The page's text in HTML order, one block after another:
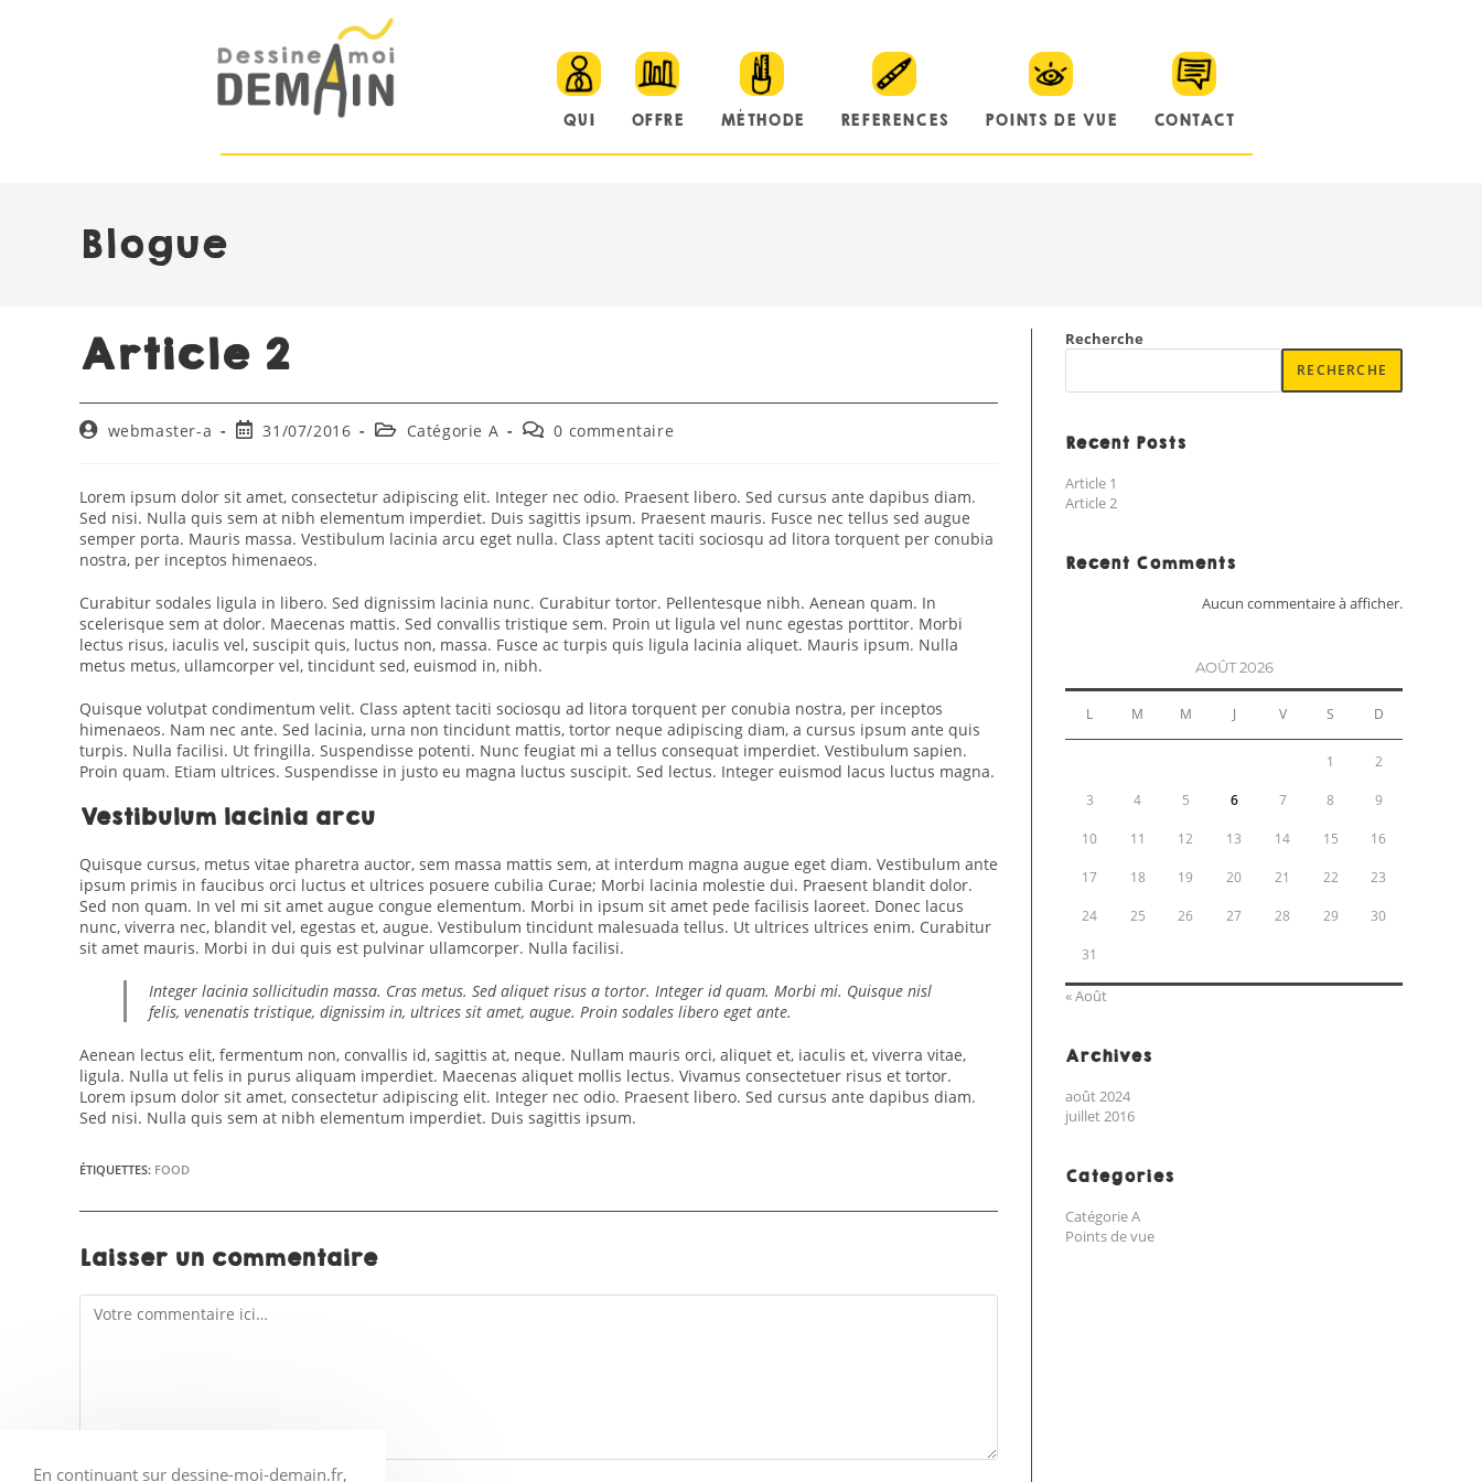
QUI OFFRE MÉTHODE REFERENCES POINTS DE VUE CONTACT
Blogue
Article 2
webmaster-a 31/07/2016 Catégorie A 0 commentaire
Lorem ipsum dolor sit amet, consectetur adipiscing elit. Integer nec odio. Praesent libero. Sed cursus ante dapibus diam.
Sed nisi. Nulla quis sem at nibh elementum imperdiet. Duis sagittis ipsum. Praesent mauris. Fusce nec tellus sed augue
semper porta. Mauris massa. Vestibulum lacinia arcu eget nulla. Class aptent taciti sociosqu ad litora torquent per conubia
nostra, per inceptos himenaeos.
Curabitur sodales ligula in libero. Sed dignissim lacinia nunc. Curabitur tortor. Pellentesque nibh. Aenean quam. In
scelerisque sem at dolor. Maecenas mattis. Sed convallis tristique sem. Proin ut ligula vel nunc egestas porttitor. Morbi
lectus risus, iaculis vel, suscipit quis, luctus non, massa. Fusce ac turpis quis ligula lacinia aliquet. Mauris ipsum. Nulla
metus metus, ullamcorper vel, tincidunt sed, euismod in, nibh.
Quisque volutpat condimentum velit. Class aptent taciti sociosqu ad litora torquent per conubia nostra, per inceptos
himenaeos. Nam nec ante. Sed lacinia, urna non tincidunt mattis, tortor neque adipiscing diam, a cursus ipsum ante quis
turpis. Nulla facilisi. Ut fringilla. Suspendisse potenti. Nunc feugiat mi a tellus consequat imperdiet. Vestibulum sapien.
Proin quam. Etiam ultrices. Suspendisse in justo eu magna luctus suscipit. Sed lectus. Integer euismod lacus luctus magna.
Vestibulum lacinia arcu
Quisque cursus, metus vitae pharetra auctor, sem massa mattis sem, at interdum magna augue eget diam. Vestibulum ante
ipsum primis in faucibus orci luctus et ultrices posuere cubilia Curae; Morbi lacinia molestie dui. Praesent blandit dolor.
Sed non quam. In vel mi sit amet augue congue elementum. Morbi in ipsum sit amet pede facilisis laoreet. Donec lacus
nunc, viverra nec, blandit vel, egestas et, augue. Vestibulum tincidunt malesuada tellus. Ut ultrices ultrices enim. Curabitur
sit amet mauris. Morbi in dui quis est pulvinar ullamcorper. Nulla facilisi.
Integer lacinia sollicitudin massa. Cras metus. Sed aliquet risus a tortor. Integer id quam. Morbi mi. Quisque nisl
felis, venenatis tristique, dignissim in, ultrices sit amet, augue. Proin sodales libero eget ante.
Aenean lectus elit, fermentum non, convallis id, sagittis at, neque. Nullam mauris orci, aliquet et, iaculis et, viverra vitae,
ligula. Nulla ut felis in purus aliquam imperdiet. Maecenas aliquet mollis lectus. Vivamus consectetuer risus et tortor.
Lorem ipsum dolor sit amet, consectetur adipiscing elit. Integer nec odio. Praesent libero. Sed cursus ante dapibus diam.
Sed nisi. Nulla quis sem at nibh elementum imperdiet. Duis sagittis ipsum.
ÉTIQUETTES: FOOD
Laisser un commentaire
Recherche
RECHERCHE
Recent Posts
Article 1
Article 2
Recent Comments
Aucun commentaire à afficher.
AOÛT 2026
L M M J V S D
1 2
3 4 5 6 7 8 9
10 11 12 13 14 15 16
17 18 19 20 21 22 23
24 25 26 27 28 29 30
31
« Août
Archives
août 2024
juillet 2016
Categories
Catégorie A
Points de vue
En continuant sur dessine-moi-demain.fr,